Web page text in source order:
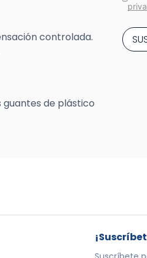
controlada.
guantes de plástico